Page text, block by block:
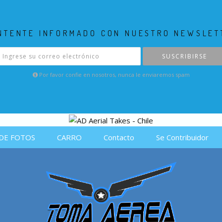
INFORMADO CON NUESTRO
SUSCRIBIRSE
Por favor confie en nosotros, nunca le enviaremos spam
FOTOS CARRO Contacto Se Contribuidor